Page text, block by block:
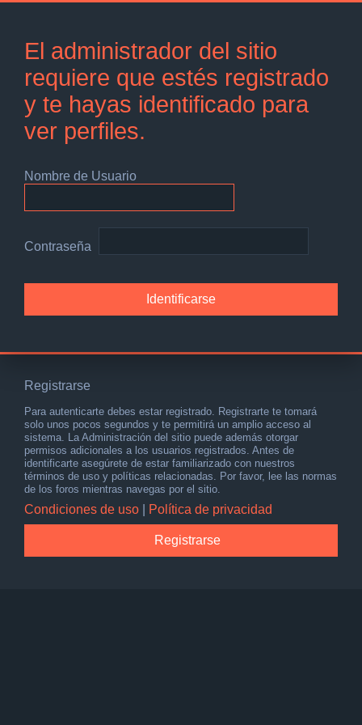
El administrador del sitio
requiere que estés registrado
y te hayas identificado para
ver perfiles.
Nombre de Usuario
Contraseña
Registrarse
Para autenticarte debes estar registrado. Registrarte te tomará
solo unos pocos segundos y te permitirá un amplio acceso al
sistema. La Administración del sitio puede además otorgar
permisos adicionales a los usuarios registrados. Antes de
identificarte asegúrete de estar familiarizado con nuestros
términos de uso y políticas relacionadas. Por favor, lee las normas
de los foros mientras navegas por el sitio.
Condiciones de uso Política de privacidad
Registrarse